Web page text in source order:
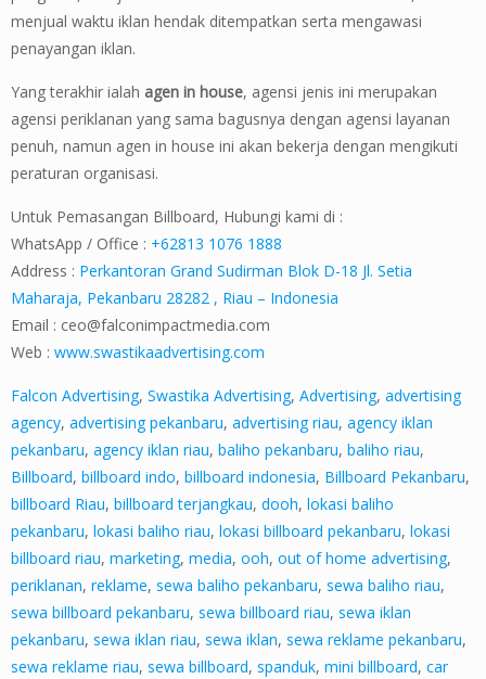
menjual waktu iklan hendak ditempatkan serta mengawasi
penayangan iklan.
Yang terakhir ialah agen in house, agensi jenis ini merupakan
agensi periklanan yang sama bagusnya dengan agensi layanan
penuh, namun agen in house ini akan bekerja dengan mengikuti
peraturan organisasi.
Untuk Pemasangan Billboard, Hubungi kami di :
WhatsApp / Office : +62813 1076 1888
Address : Perkantoran Grand Sudirman Blok D-18 Jl. Setia
Maharaja, Pekanbaru 28282 , Riau – Indonesia
Email : ceo@falconimpactmedia.com
Web : www.swastikaadvertising.com
Falcon Advertising, Swastika Advertising, Advertising, advertising
agency, advertising pekanbaru, advertising riau, agency iklan
pekanbaru, agency iklan riau, baliho pekanbaru, baliho riau,
Billboard, billboard indo, billboard indonesia, Billboard Pekanbaru,
billboard Riau, billboard terjangkau, dooh, lokasi baliho
pekanbaru, lokasi baliho riau, lokasi billboard pekanbaru, lokasi
billboard riau, marketing, media, ooh, out of home advertising,
periklanan, reklame, sewa baliho pekanbaru, sewa baliho riau,
sewa billboard pekanbaru, sewa billboard riau, sewa iklan
pekanbaru, sewa iklan riau, sewa iklan, sewa reklame pekanbaru,
sewa reklame riau, sewa billboard, spanduk, mini billboard, car